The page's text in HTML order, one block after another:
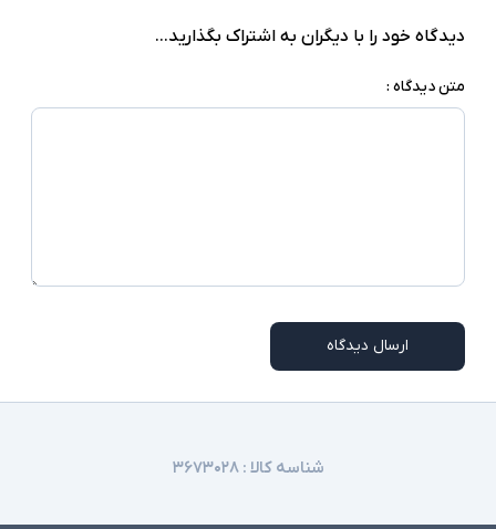
دیدگاه خود را با دیگران به اشتراک بگذارید...
متن دیدگاه :
ارسال دیدگاه
شناسه کالا :۳۶۷۳۰۲۸